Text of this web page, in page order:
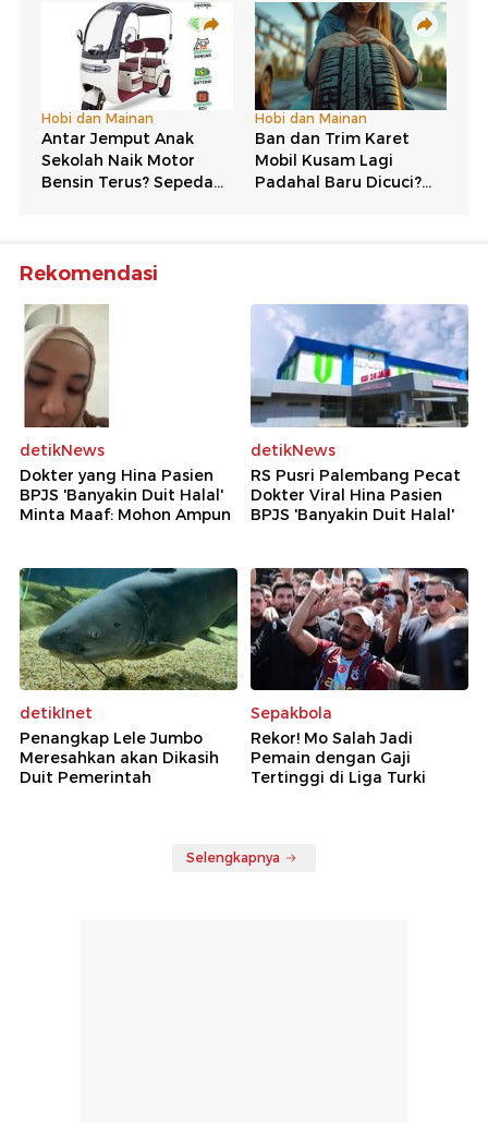
Rekomendasi
detikNews
Dokter yang Hina Pasien
BPJS 'Banyakin Duit Halal'
Minta Maaf: Mohon Ampun
detikNews
RS Pusri Palembang Pecat
Dokter Viral Hina Pasien
BPJS 'Banyakin Duit Halal'
detikInet
Penangkap Lele Jumbo
Meresahkan akan Dikasih
Duit Pemerintah
Sepakbola
Rekor! Mo Salah Jadi
Pemain dengan Gaji
Tertinggi di Liga Turki
Selengkapnya